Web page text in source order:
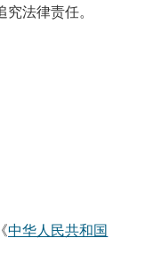
法律责任。
中华人民共和国